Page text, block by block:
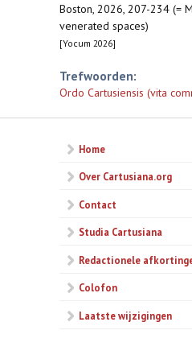
Boston, 2026, 207-234 (=
venerated spaces)
[Yocum 2026]
Trefwoorden:
Ordo Cartusiensis (vita
Home
Over Cartusiana.org
Contact
Studia Cartusiana
Redactionele
Colofon
Laatste wijzigingen